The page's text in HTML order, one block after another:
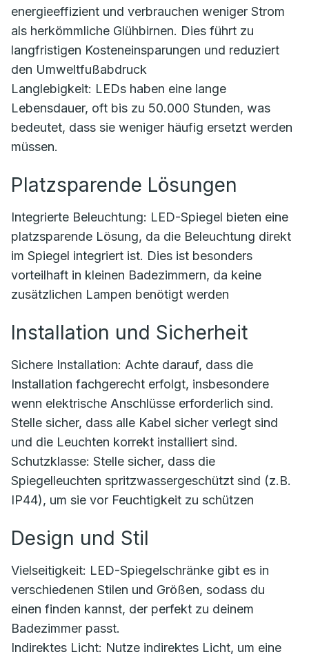
energieeffizient und verbrauchen weniger Strom
als herkömmliche Glühbirnen. Dies führt zu
langfristigen Kosteneinsparungen und reduziert
den Umweltfußabdruck
Langlebigkeit: LEDs haben eine lange
Lebensdauer, oft bis zu 50.000 Stunden, was
bedeutet, dass sie weniger häufig ersetzt werden
müssen.
Platzsparende Lösungen
Integrierte Beleuchtung: LED-Spiegel bieten eine
platzsparende Lösung, da die Beleuchtung direkt
im Spiegel integriert ist. Dies ist besonders
vorteilhaft in kleinen Badezimmern, da keine
zusätzlichen Lampen benötigt werden
Installation und Sicherheit
Sichere Installation: Achte darauf, dass die
Installation fachgerecht erfolgt, insbesondere
wenn elektrische Anschlüsse erforderlich sind.
Stelle sicher, dass alle Kabel sicher verlegt sind
und die Leuchten korrekt installiert sind.
Schutzklasse: Stelle sicher, dass die
Spiegelleuchten spritzwassergeschützt sind (z.B.
IP44), um sie vor Feuchtigkeit zu schützen
Design und Stil
Vielseitigkeit: LED-Spiegelschränke gibt es in
verschiedenen Stilen und Größen, sodass du
einen finden kannst, der perfekt zu deinem
Badezimmer passt.
Indirektes Licht: Nutze indirektes Licht, um eine